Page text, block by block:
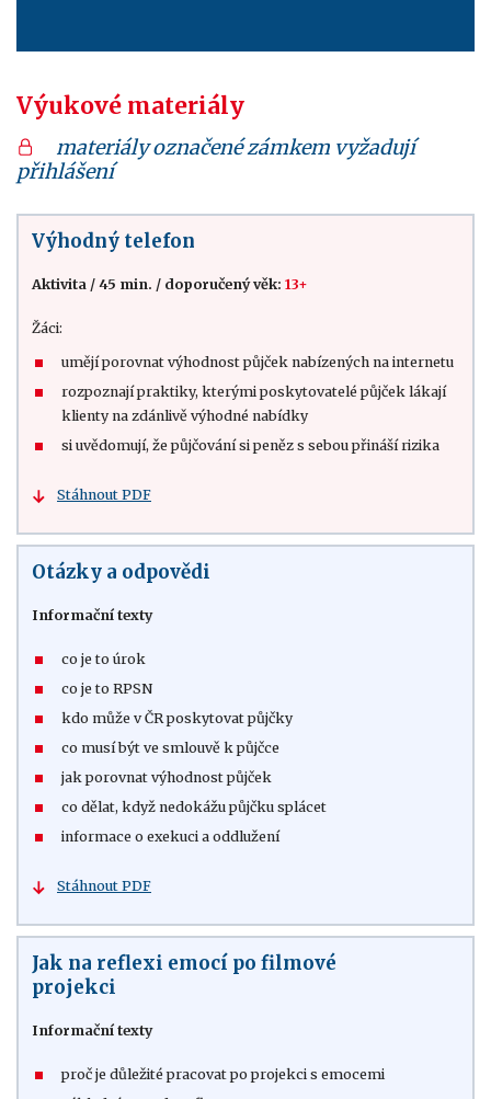
Výukové materiály
materiály označené zámkem vyžadují
přihlášení
Výhodný telefon
Aktivita / 45 min. / doporučený věk: 13+
Žáci:
umějí porovnat výhodnost půjček nabízených na internetu
rozpoznají praktiky, kterými poskytovatelé půjček lákají
klienty na zdánlivě výhodné nabídky
si uvědomují, že půjčování si peněz s sebou přináší rizika
Stáhnout PDF
Otázky a odpovědi
Informační texty
co je to úrok
co je to RPSN
kdo může v ČR poskytovat půjčky
co musí být ve smlouvě k půjčce
jak porovnat výhodnost půjček
co dělat, když nedokážu půjčku splácet
informace o exekuci a oddlužení
Stáhnout PDF
Jak na reflexi emocí po filmové
projekci
Informační texty
proč je důležité pracovat po projekci s emocemi